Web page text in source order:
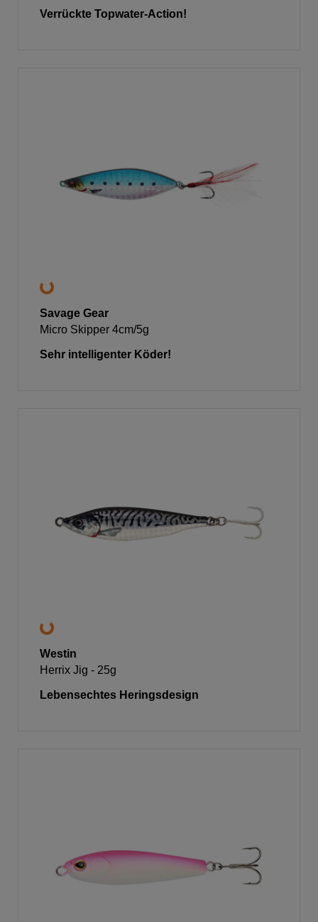
Verrückte Topwater-Action!
Savage Gear
Micro Skipper 4cm/5g
Sehr intelligenter Köder!
Westin
Herrix Jig - 25g
Lebensechtes Heringsdesign